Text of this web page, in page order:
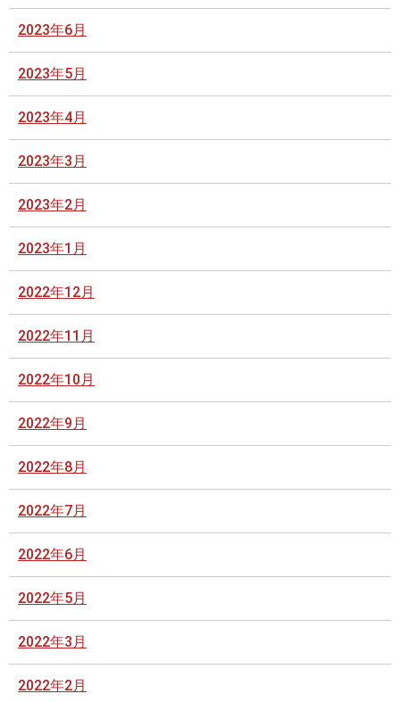
2023年6月
2023年5月
2023年4月
2023年3月
2023年2月
2023年1月
2022年12月
2022年11月
2022年10月
2022年9月
2022年8月
2022年7月
2022年6月
2022年5月
2022年3月
2022年2月